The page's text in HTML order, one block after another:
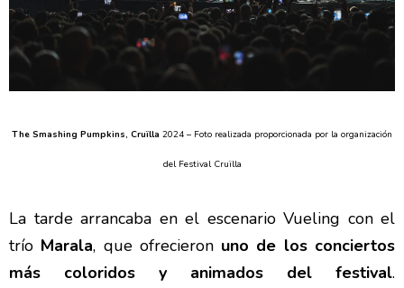
The Smashing Pumpkins, Cruïlla 2024 – Foto realizada proporcionada por la organización
del Festival Cruïlla
La tarde arrancaba en el escenario Vueling con el
trío Marala, que ofrecieron uno de los conciertos
más coloridos y animados del festival.